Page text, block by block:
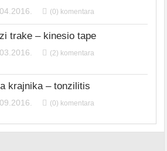
(0) komentara
trake – kinesio tape
(2) komentara
krajnika – tonzilitis
(0) komentara